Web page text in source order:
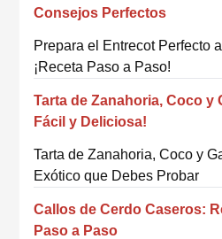
Consejos Perfectos
Prepara el Entrecot Perfecto
¡Receta Paso a Paso!
Tarta de Zanahoria, Coco y
Fácil y Deliciosa!
Tarta de Zanahoria, Coco y
Exótico que Debes Probar
Callos de Cerdo Caseros:
Paso a Paso